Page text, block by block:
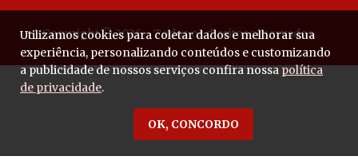
Copyright © 2026 - Todos os direitos reservados.
Utilizamos cookies para coletar dados e melhorar sua
experiência, personalizando conteúdos e customizando
a publicidade de nossos serviços confira nossapolítica
de privacidade.
OK, CONCORDO